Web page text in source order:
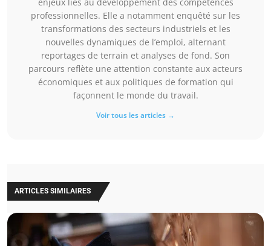
professionnelles. Elle a notamment enquêté sur les
transformations des secteurs industriels et les
nouvelles dynamiques de l’emploi, alternant
reportages de terrain et analyses de fond. Son
parcours reflète une attention constante aux acteurs
économiques et aux politiques de formation qui
façonnent le monde du travail.
Voir tous les articles →
ARTICLES SIMILAIRES